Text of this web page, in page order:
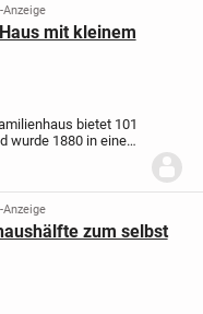
Anzeige
mit kleinem
bietet 101
wurde 1880 in einem
neben dem
auch ein
Anzeige
zum selbst